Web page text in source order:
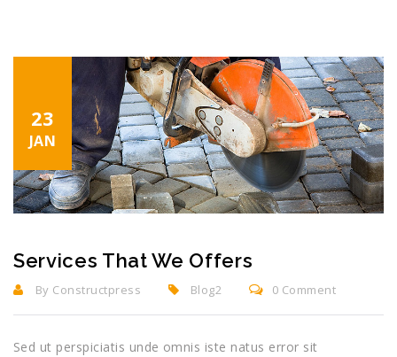
23
JAN
Services That We Offers
By Constructpress Blog2 0 Comment
Sed ut perspiciatis unde omnis iste natus error sit